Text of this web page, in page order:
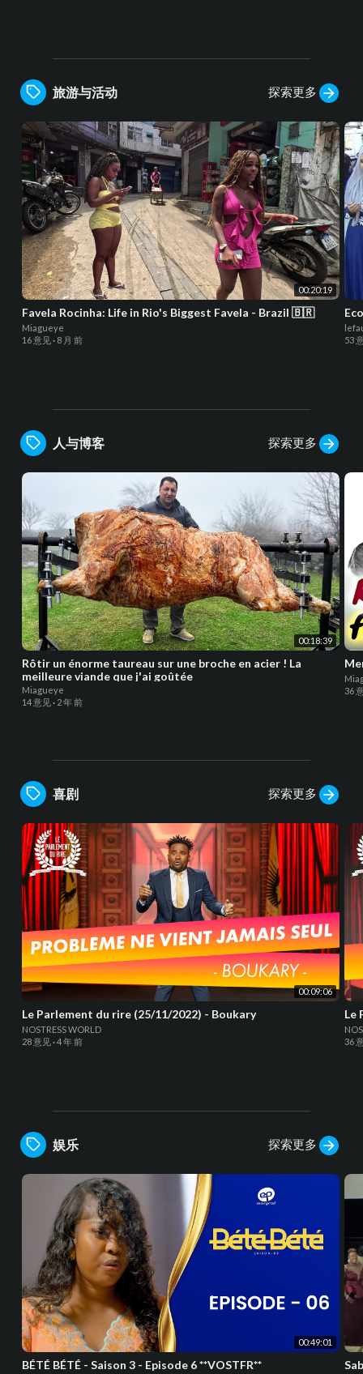
旅游与活动 探索更多
00:20:19
Favela Rocinha: Life in Rio's Biggest Favela - Brazil 🇧🇷
Miagueye
16 意见· 8 月 前
53
人与博客 探索更多
00:18:39
Rôtir un énorme taureau sur une broche en acier ! La
meilleure viande que j'ai goûtée
Miagueye
14 意见· 2 年 前
36
喜剧 探索更多
00:09:06
Le Parlement du rire (25/11/2022) - Boukary
NOSTRESS WORLD
28 意见·4 年 前
Le
36
娱乐 探索更多
00:49:01
BÉTÉ BÉTÉ - Saison 3 - Episode 6 **VOSTFR**